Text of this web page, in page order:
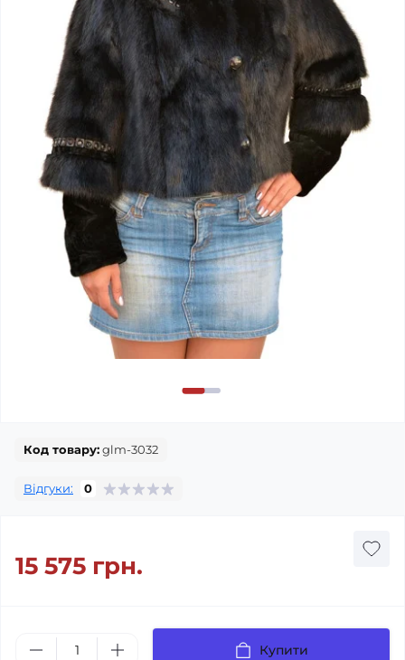
Код товару:glm-3032
Відгуки: 0
15 575 грн.
Купити